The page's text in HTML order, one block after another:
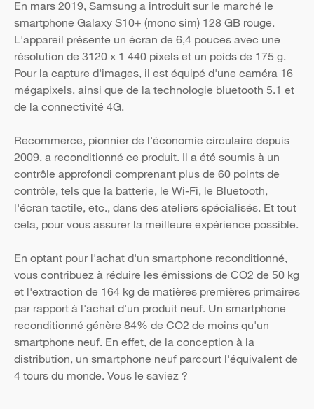
En mars 2019, Samsung a introduit sur le marché le
smartphone Galaxy S10+ (mono sim) 128 GB rouge.
L'appareil présente un écran de 6,4 pouces avec une
résolution de 3120 x 1 440 pixels et un poids de 175 g.
Pour la capture d'images, il est équipé d'une caméra 16
mégapixels, ainsi que de la technologie bluetooth 5.1 et
de la connectivité 4G.
Recommerce, pionnier de l'économie circulaire depuis
2009, a reconditionné ce produit. Il a été soumis à un
contrôle approfondi comprenant plus de 60 points de
contrôle, tels que la batterie, le Wi-Fi, le Bluetooth,
l'écran tactile, etc., dans des ateliers spécialisés. Et tout
cela, pour vous assurer la meilleure expérience possible.
En optant pour l'achat d'un smartphone reconditionné,
vous contribuez à réduire les émissions de CO2 de 50 kg
et l'extraction de 164 kg de matières premières primaires
par rapport à l'achat d'un produit neuf. Un smartphone
reconditionné génère 84% de CO2 de moins qu'un
smartphone neuf. En effet, de la conception à la
distribution, un smartphone neuf parcourt l'équivalent de
4 tours du monde. Vous le saviez ?